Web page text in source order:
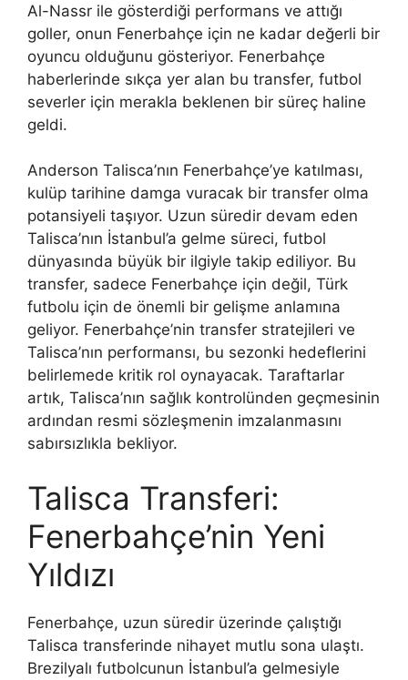
Al-Nassr ile gösterdiği performans ve attığı
goller, onun Fenerbahçe için ne kadar değerli bir
oyuncu olduğunu gösteriyor. Fenerbahçe
haberlerinde sıkça yer alan bu transfer, futbol
severler için merakla beklenen bir süreç haline
geldi.
Anderson Talisca’nın Fenerbahçe’ye katılması,
kulüp tarihine damga vuracak bir transfer olma
potansiyeli taşıyor. Uzun süredir devam eden
Talisca’nın İstanbul’a gelme süreci, futbol
dünyasında büyük bir ilgiyle takip ediliyor. Bu
transfer, sadece Fenerbahçe için değil, Türk
futbolu için de önemli bir gelişme anlamına
geliyor. Fenerbahçe’nin transfer stratejileri ve
Talisca’nın performansı, bu sezonki hedeflerini
belirlemede kritik rol oynayacak. Taraftarlar
artık, Talisca’nın sağlık kontrolünden geçmesinin
ardından resmi sözleşmenin imzalanmasını
sabırsızlıkla bekliyor.
Talisca Transferi:
Fenerbahçe’nin Yeni
Yıldızı
Fenerbahçe, uzun süredir üzerinde çalıştığı
Talisca transferinde nihayet mutlu sona ulaştı.
Brezilyalı futbolcunun İstanbul’a gelmesiyle